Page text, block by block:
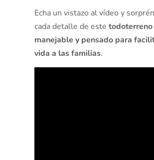
Echa un vistazo al vídeo y
cada detalle de este
manejable y pensado para
vida a las familias.